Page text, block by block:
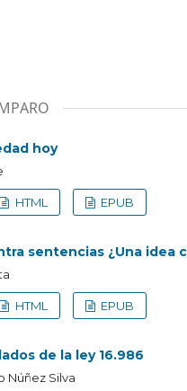
hoy
HTML EPUB
sentencias ¿Una idea
HTML EPUB
de la ley 16.986
Núñez Silva